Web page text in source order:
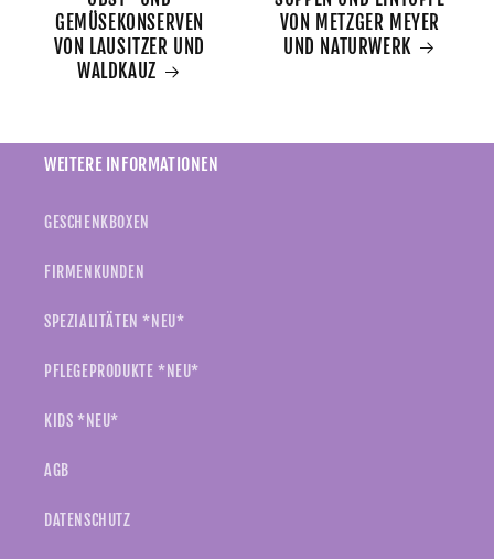
GEMÜSEKONSERVEN
VON LAUSITZER UND
WALDKAUZ
VON METZGER MEYER
UND NATURWERK
WEITERE INFORMATIONEN
GESCHENKBOXEN
FIRMENKUNDEN
SPEZIALITÄTEN *NEU*
PFLEGEPRODUKTE *NEU*
KIDS *NEU*
AGB
DATENSCHUTZ